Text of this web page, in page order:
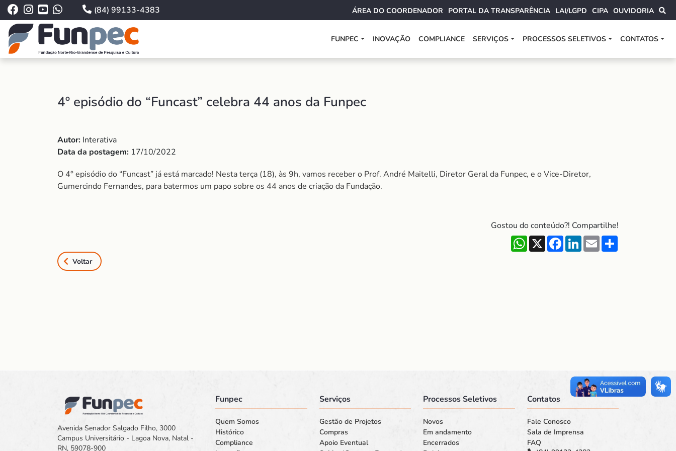
(84) 99133-4383 ÁREA DO COORDENADOR PORTAL DA TRANSPARÊNCIA LAI/LGPD CIPA OUVIDORIA
FUNPEC INOVAÇÃO COMPLIANCE SERVIÇOS PROCESSOS SELETIVOS CONTATOS
4º episódio do “Funcast” celebra 44 anos da Funpec
Autor: Interativa
Data da postagem: 17/10/2022
O 4° episódio do “Funcast” já está marcado! Nesta terça (18), às 9h, vamos receber o Prof. André Maitelli, Diretor Geral da Funpec, e o Vice-Diretor,
Gumercindo Fernandes, para batermos um papo sobre os 44 anos de criação da Fundação.
Gostou do conteúdo?! Compartilhe!
WhatsApp
X Facebook
LinkedInEmail
Voltar
Avenida Senador Salgado Filho, 3000
Campus Universitário - Lagoa Nova, Natal -
RN, 59078-900
Funpec
Quem Somos
Histórico
Compliance
Serviços
Gestão de Projetos
Compras
Apoio Eventual
Processos Seletivos
Novos
Em andamento
Encerrados
Contatos
Fale Conosco
Sala de Imprensa
FAQ